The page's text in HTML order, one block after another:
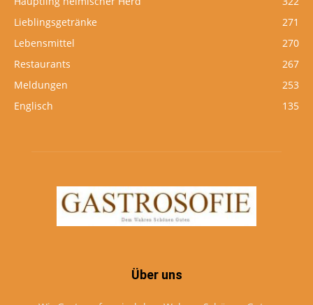
Lieblingsgetränke
271
Lebensmittel
270
Restaurants
267
Meldungen
253
Englisch
135
Über uns